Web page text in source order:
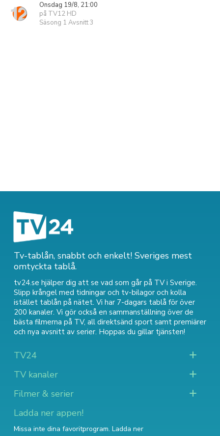
Onsdag 19/8, 21:00
på TV12 HD
Säsong 1 Avsnitt 3
Tv-tablån, snabbt och enkelt! Sveriges mest
omtyckta tablå.
tv24.se hjälper dig att se vad som går på TV i Sverige.
Slipp krångel med tidningar och tv-bilagor och kolla
istället tablån på nätet. Vi har 7-dagars tablå för över
200 kanaler. Vi gör också en sammanställning över de
bästa filmerna på TV, all direktsänd sport samt premiärer
och nya avsnitt av serier. Hoppas du gillar tjänsten!
TV24
TV kanaler
Filmer & serier
Ladda ner appen!
Missa inte dina favoritprogram. Ladda ner